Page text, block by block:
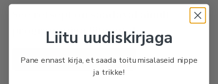
programmiga liitunutele.
LIITU PROGRAMMIGA
Liitu uudiskirjaga
Pane ennast kirja, et saada toitumisalaseid nippe
ja trikke!